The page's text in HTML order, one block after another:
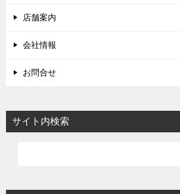
店舗案内
会社情報
お問合せ
サイト内検索